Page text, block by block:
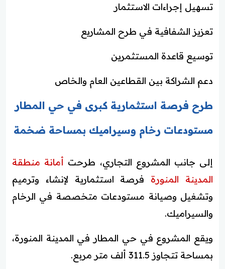
تسهيل إجراءات الاستثمار
تعزيز الشفافية في طرح المشاريع
توسيع قاعدة المستثمرين
دعم الشراكة بين القطاعين العام والخاص
طرح فرصة استثمارية كبرى في حي المطار
مستودعات رخام وسيراميك بمساحة ضخمة
إلى جانب المشروع التجاري، طرحت أمانة منطقة
المدينة المنورة فرصة استثمارية لإنشاء وترميم
وتشغيل وصيانة مستودعات متخصصة في الرخام
والسيراميك.
ويقع المشروع في حي المطار في المدينة المنورة،
بمساحة تتجاوز 311.5 ألف متر مربع.